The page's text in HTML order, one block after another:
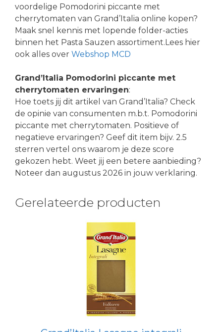
voordelige Pomodorini piccante met
cherrytomaten van Grand’Italia online kopen?
Maak snel kennis met lopende folder-acties
binnen het Pasta Sauzen assortiment.Lees hier
ook alles over Webshop MCD
Grand’Italia Pomodorini piccante met
cherrytomaten ervaringen:
Hoe toets jij dit artikel van Grand’Italia? Check
de opinie van consumenten m.b.t. Pomodorini
piccante met cherrytomaten. Positieve of
negatieve ervaringen? Geef dit item bijv. 2.5
sterren vertel ons waarom je deze score
gekozen hebt. Weet jij een betere aanbieding?
Noteer dan augustus 2026 in jouw verklaring.
Gerelateerde producten